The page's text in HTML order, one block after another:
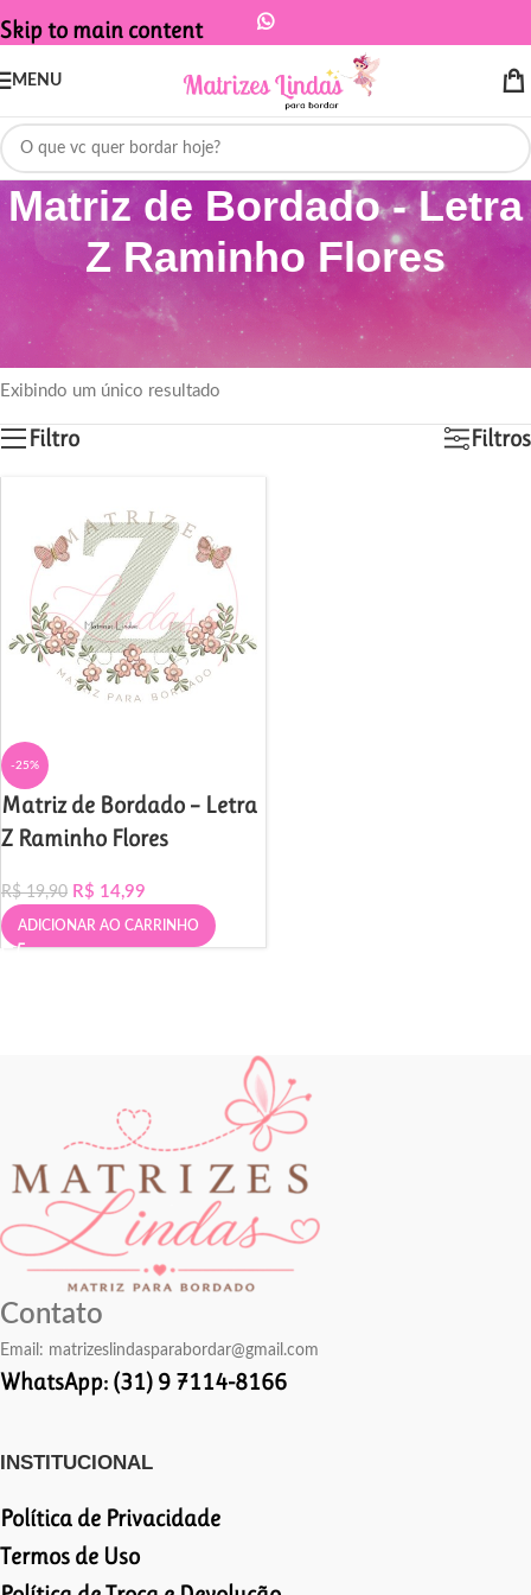
Skip to main content
MENU
Matriz de Bordado - Letra
Z Raminho Flores
Início
Produtos marcados com a tag “Matriz de Bordado - Letra Z
Raminho Flores”
Exibindo um único resultado
Filtro Filtros
-25%
Matriz de Bordado – Letra
Z Raminho Flores
R$19,90 R$ 14,99
ADICIONAR AO CARRINHO
Contato
Email: matrizeslindasparabordar@gmail.com
WhatsApp: (31) 9 7114-8166
INSTITUCIONAL
Política de Privacidade
Termos de Uso